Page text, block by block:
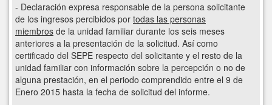
- Declaración expresa responsable de la persona solicitante
de los ingresos percibidos por todas las personas
miembros de la unidad familiar durante los seis meses
anteriores a la presentación de la solicitud. Así como
certificado del SEPE respecto del solicitante y el resto de la
unidad familiar con información sobre la percepción o no de
alguna prestación, en el periodo comprendido entre el 9 de
Enero 2015 hasta la fecha de solicitud del informe.